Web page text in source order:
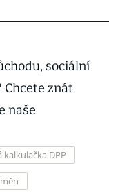
sociální
Chcete znát
naše
kalkulačka DPP